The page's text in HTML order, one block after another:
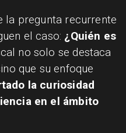
la pregunta recurrente
el caso: ¿Quién es
no solo se destaca
que su enfoque
la curiosidad
en el ámbito